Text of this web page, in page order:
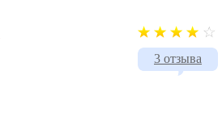
3 отзыва